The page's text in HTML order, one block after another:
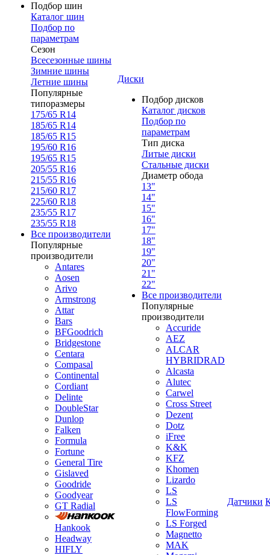
Подбор шин
Каталог шин
Подбор по
параметрам
Сезон
Всесезонные шины
Зимние шины
Летние шины
Популярные
типоразмеры
175/65 R14
185/65 R14
185/65 R15
195/60 R16
195/65 R15
205/55 R16
215/55 R16
215/60 R17
225/60 R18
235/55 R17
235/55 R18
Все производители
Популярные
производители
Antares
Aosen
Arivo
Armstrong
Attar
Bars
BFGoodrich
Bridgestone
Centara
Compasal
Continental
Cordiant
Delinte
DoubleStar
Dunlop
Falken
Formula
Fortune
General Tire
Gislaved
Goodride
Goodyear
GT Radial
Hankook
Headway
HIFLY
Диски
Подбор дисков
Каталог дисков
Подбор по
параметрам
Тип диска
Литые диски
Стальные диски
Диаметр обода
13"
14"
15"
16"
17"
18"
19"
20"
21"
22"
Все производители
Популярные
производители
Accuride
AEZ
ALCAR
HYBRIDRAD
Alcasta
Alutec
Carwel
Cross Street
Dezent
Dotz
iFree
K&K
KFZ
Khomen
Lizardo
LS
LS
FlowForming
LS Forged
Magnetto
MAK
Датчики